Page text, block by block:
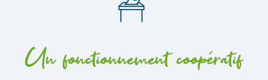
Un fonctionnement coopératif